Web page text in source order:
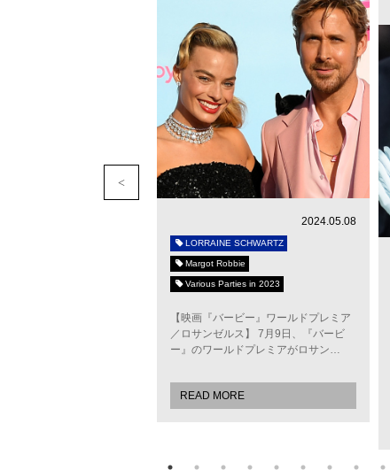
2024.05.08
LORRAINE SCHWARTZ
Margot Robbie
Various Parties in 2023
【映画『バービー』ワールドプレミア
／ロサンゼルス】 7月9日、『バービ
ー』のワールドプレミアがロサン…
READ MORE